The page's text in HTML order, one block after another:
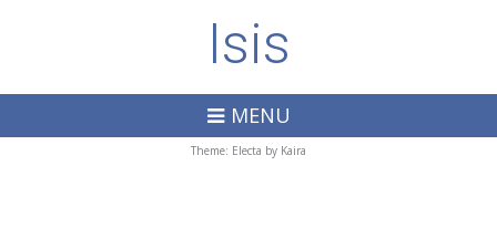
Isis
MENU
Theme: Electa by Kaira